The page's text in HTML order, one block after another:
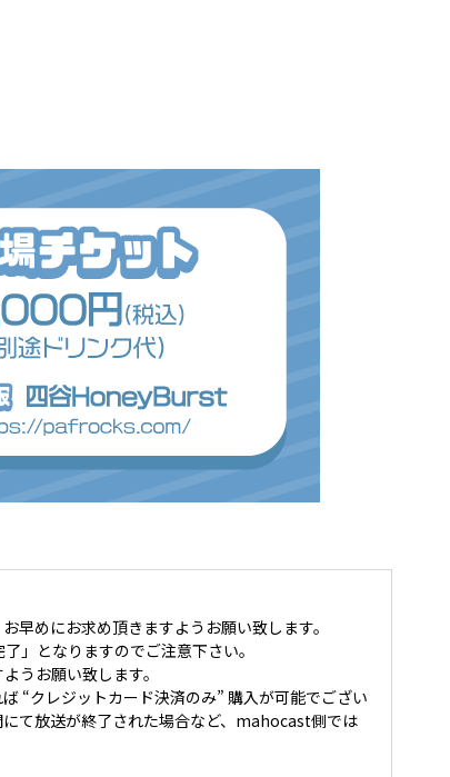
めにお求め頂きますようお願い致します。
」となりますのでご注意下さい。
うお願い致します。
“クレジットカード決済のみ” 購入が可能でござい
て放送が終了された場合など、mahocast側では